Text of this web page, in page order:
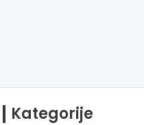
Kategorije